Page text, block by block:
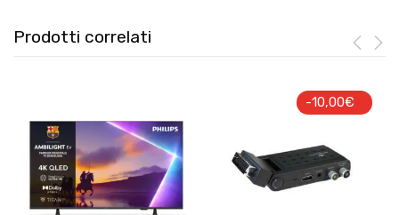
Prodotti correlati
-10,00€